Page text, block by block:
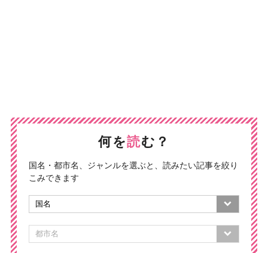
何を読む？
国名・都市名、ジャンルを選ぶと、読みたい記事を絞り
こみできます